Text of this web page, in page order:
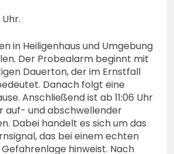
Uhr.
in Heiligenhaus und Umgebung
Der Probealarm beginnt mit
Dauerton, der im Ernstfall
Danach folgt eine
Anschließend ist ab 11:06 Uhr
auf- und abschwellender
Dabei handelt es sich um das
das bei einem echten
hinweist. Nach